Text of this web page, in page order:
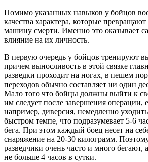
Помимо указанных навыков у бойцов
качества характера, которые
машину смерти. Именно это оказывает
влияние на их личность.
В первую очередь у бойцов тренируют
причем выносливость в этой связке
разведки проходит на ногах, в пешем
переходов обычно составляет ни один
Мало того что бойцы должны выйти к
им следует после завершения операции,
например, диверсия, немедленно
быстром темпе, что подразумевает 5-6
бега. При этом каждый боец несет на
снаряжение на 20-30 килограмм.
разведчики очень часто и много бегают,
не больше 4 часов в сутки.